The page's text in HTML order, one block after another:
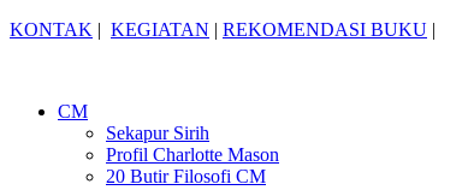
KONTAK | KEGIATAN | REKOMENDASI BUKU |
CM
Sekapur Sirih
Profil Charlotte Mason
20 Butir Filosofi CM